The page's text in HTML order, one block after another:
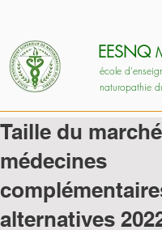
école
naturopathie
EESNQ
Taille du
médecines
alternatives